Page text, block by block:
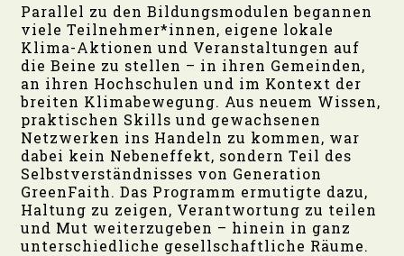
Parallel zu den Bildungsmodulen begannen
viele Teilnehmer*innen, eigene lokale
Klima-Aktionen und Veranstaltungen auf
die Beine zu stellen – in ihren Gemeinden,
an ihren Hochschulen und im Kontext der
breiten Klimabewegung. Aus neuem Wissen,
praktischen Skills und gewachsenen
Netzwerken ins Handeln zu kommen, war
dabei kein Nebeneffekt, sondern Teil des
Selbstverständnisses von Generation
GreenFaith. Das Programm ermutigte dazu,
Haltung zu zeigen, Verantwortung zu teilen
und Mut weiterzugeben – hinein in ganz
unterschiedliche gesellschaftliche Räume.